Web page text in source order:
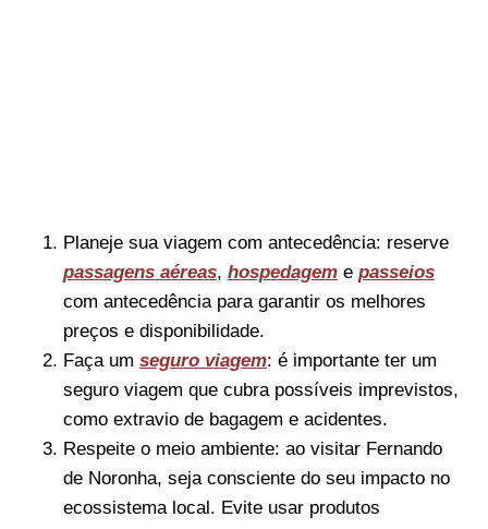
Planeje sua viagem com antecedência: reserve
passagens aéreas, hospedagem e passeios
com antecedência para garantir os melhores
preços e disponibilidade.
Faça um seguro viagem: é importante ter um
seguro viagem que cubra possíveis imprevistos,
como extravio de bagagem e acidentes.
Respeite o meio ambiente: ao visitar Fernando
de Noronha, seja consciente do seu impacto no
ecossistema local. Evite usar produtos